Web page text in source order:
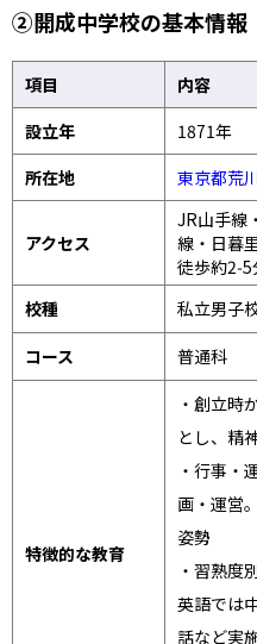
②開成中学校の基本情報
項目
内容
設立年
1871年
所在地
東京都荒
アクセス
JR山手線
線・日暮
徒歩約2‑5
校種
私立男子
コース
普通科
特徴的な教育
・創立時
とし、精
・行事・
画・運営
姿勢
・習熟度
英語では
話など実